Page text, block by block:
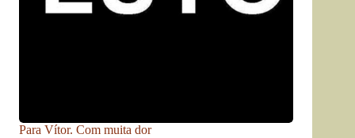
Para Vítor. Com muita dor